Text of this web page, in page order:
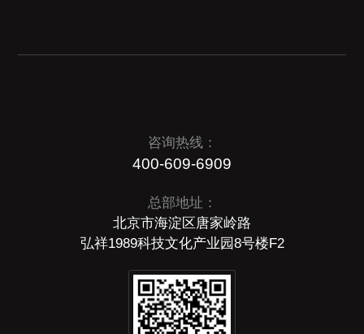
咨询热线：
400-609-6909
总部地址：
北京市海淀区唐家岭路
弘祥1989科技文化产业园8号楼F2